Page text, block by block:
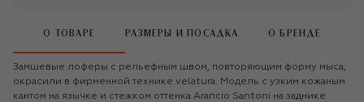
О ТОВАРЕ РАЗМЕРЫ И ПОСАДКА О БРЕНДЕ
Замшевые лоферы с рельефным швом, повторяющим форму мыса,
окрасили в фирменной технике velatura. Модель с узким кожаным
кантом на язычке и стежком оттенка Arancio Santoni на заднике